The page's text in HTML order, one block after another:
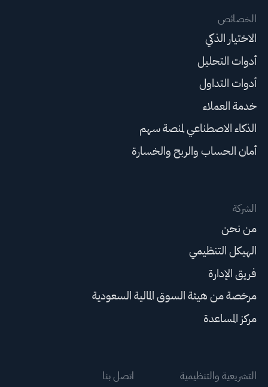
الخصائص
الاختيار الذكي
أدوات التحليل
أدوات التداول
خدمة العملاء
الذكاء الاصطناعي لمنصة سهم
أمان الحساب والربح والخسارة
الشركة
من نحن
الهيكل التنظيمي
فريق الإدارة
مرخصة من هيئة السوق المالية السعودية
مركز المساعدة
التشريعية والتنظيمية اتصل بنا